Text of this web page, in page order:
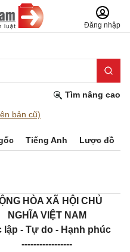
Đăng nhập
Tìm nâng cao
bản cũ)
Tiếng Anh Lược đồ
HÒA XÃ HỘI CHỦ
NGHĨA VIỆT NAM
lập - Tự do - Hạnh phúc
-----------------